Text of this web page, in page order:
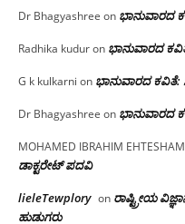
Dr Bhagyashree on ಭಾನುವಾರದ
Radhika kuduron ಭಾನುವಾರದ
G k kulkarni on ಭಾನುವಾರದ
Dr Bhagyashree on ಭಾನುವಾರದ
MOHAMED IBRAHIM EHTESHAM
ಡಾಕ್ಟರೇಟ್ ಪದವಿ
lieleTewplory on ರಾಷ್ಟ್ರೀಯ
ಹುಡುಗರು